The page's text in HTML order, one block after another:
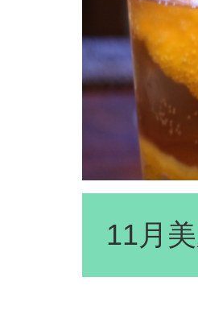
11月